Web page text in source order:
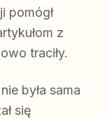
pomógł
z
traciły.
była sama
się